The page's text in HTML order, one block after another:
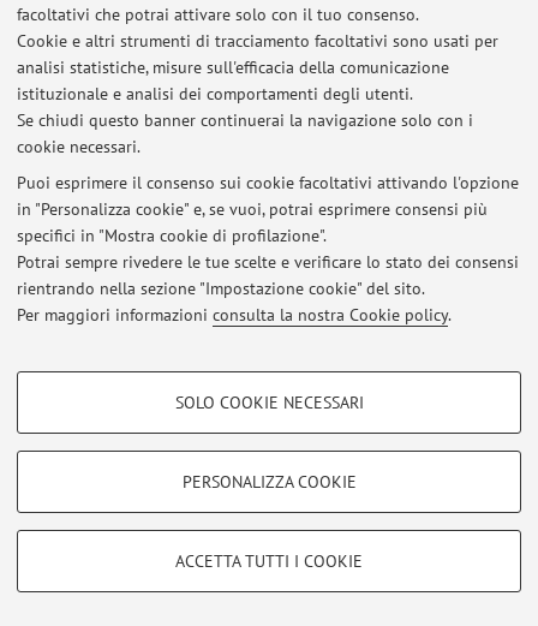
facoltativi che potrai attivare solo con il tuo consenso.
Cookie e altri strumenti di tracciamento facoltativi sono usati per
analisi statistiche, misure sull'efficacia della comunicazione
istituzionale e analisi dei comportamenti degli utenti.
Se chiudi questo banner continuerai la navigazione solo con i
cookie necessari.
Puoi esprimere il consenso sui cookie facoltativi attivando l'opzione
in "Personalizza cookie" e, se vuoi, potrai esprimere consensi più
specifici in "Mostra cookie di profilazione".
Potrai sempre rivedere le tue scelte e verificare lo stato dei consensi
rientrando nella sezione "Impostazione cookie" del sito.
Per maggiori informazioni consulta la nostra Cookie policy.
COOKIE DI PROFILAZIONE - FACOLTATIVI
COOKIE TECNICI - NECESSARI
Si tratta di cookie tecnici utilizzati, a titolo esemplificativo, per il corretto
SOLO COOKIE NECESSARI
PERSONALIZZA COOKIE
ACCETTA TUTTI I COOKIE
Dipartimento di Scienze Statistiche "Paolo Fortunati"
Via Belle Arti 41, Bologna -Vai alla mappa
Ultimi avvisi
Al momento non sono presenti avvisi.
Accedi tramiteloginper gestire tutti i contenuti del sito.
© 2026 - ALMA MATER STUDIORUM - Università di Bologna - Via
Zamboni, 33 - 40126 Bologna - Partita IVA: 01131710376